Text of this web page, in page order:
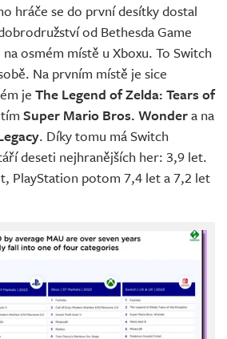
hráče se do první desítky dostal
od Bethesda Game
osmém místě u Xboxu. To Switch
Na prvním místě je sice
je The Legend of Zelda: Tears of
Super Mario Bros. Wondera na
. Díky tomu má Switch
deseti nejhranějších her: 3,9 let.
PlayStation potom 7,4 let a 7,2 let